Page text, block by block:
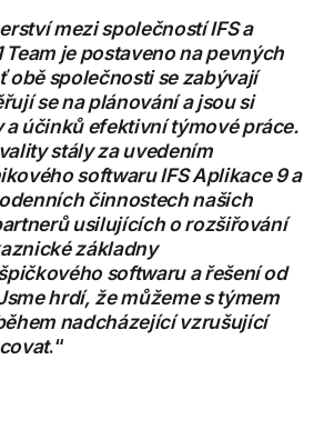
mezi společností IFS a
Team je postaveno na pevných
obě společnosti se zabývají
se na plánování a jsou si
účinků efektivní týmové práce.
stály za uvedením
softwaru IFS Aplikace 9 a
činnostech našich
usilujících o rozšiřování
základny
softwaru a řešení od
hrdí, že můžeme s týmem
nadcházející vzrušující
.“